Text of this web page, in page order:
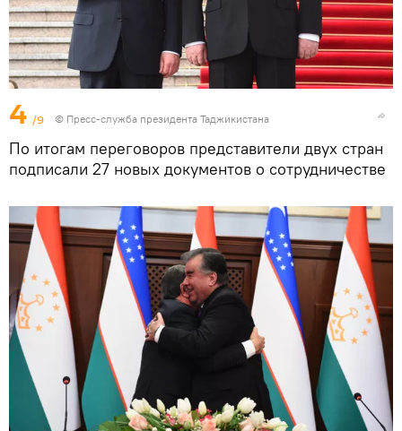
4 /9 © Пресс-служба президента Таджикистана
По итогам переговоров представители двух стран
подписали 27 новых документов о сотрудничестве